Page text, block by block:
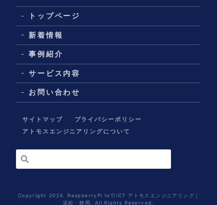
トップページ
新着情報
事例紹介
サービス内容
お問い合わせ
サイトマップ
プライバシーポリシー
アトモスエンジニアリングについて
Copyright 2024. RaspberryPi IoT/ICT アトモスエンジニアリング｜
浜松・静岡. All Rights Reserved.